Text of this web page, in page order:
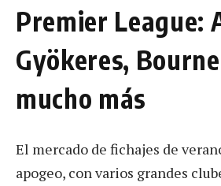
Premier League:
Gyökeres,
mucho más
El mercado de fichajes de
apogeo, con varios grandes